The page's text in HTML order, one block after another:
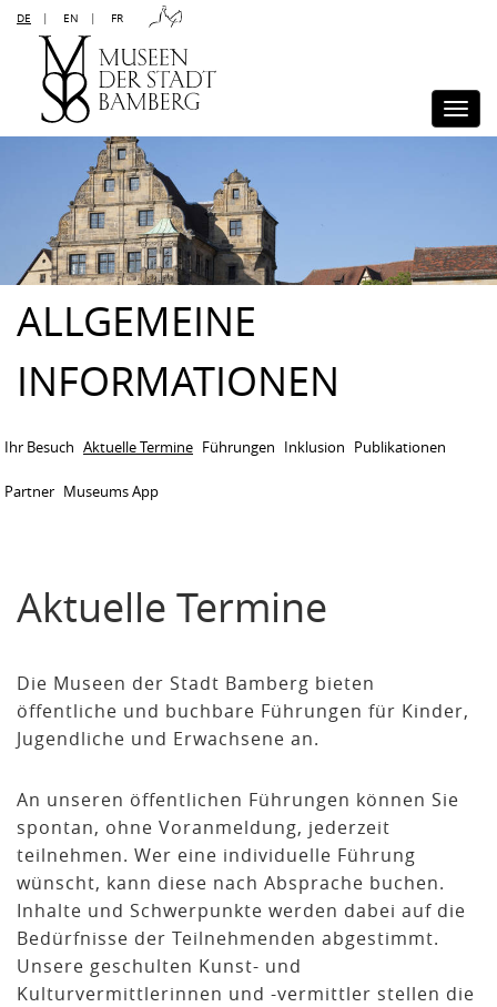
DE EN FR
Kontakt Sitemap Impressum
Disclaimer
Presse
ALLGEMEINE
INFORMATIONEN
Ihr Besuch Aktuelle Termine Führungen Inklusion Publikationen
Partner Museums App
Aktuelle Termine
Die Museen der Stadt Bamberg bieten
öffentliche und buchbare Führungen für Kinder,
Jugendliche und Erwachsene an.
An unseren öffentlichen Führungen können Sie
spontan, ohne Voranmeldung, jederzeit
teilnehmen. Wer eine individuelle Führung
wünscht, kann diese nach Absprache buchen.
Inhalte und Schwerpunkte werden dabei auf die
Bedürfnisse der Teilnehmenden abgestimmt.
Unsere geschulten Kunst- und
Kulturvermittlerinnen und -vermittler stellen die